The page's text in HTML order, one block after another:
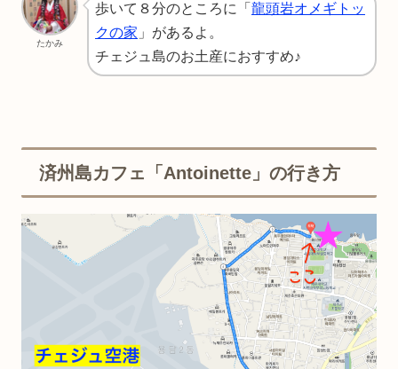
たかみ
歩いて８分のところに「 龍頭岩オメギトッ
クの家 」があるよ。
チェジュ島のお土産におすすめ♪
済州島カフェ「Antoinette」の行き方